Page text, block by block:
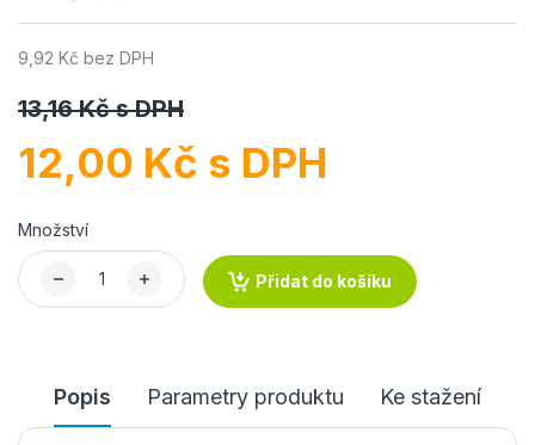
9,92 Kč bez DPH
13,16 Kč s DPH
12,00 Kč s DPH
Množství
Přidat do košíku
Popis Parametry produktu Ke stažení